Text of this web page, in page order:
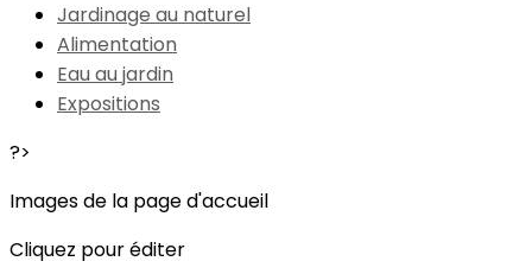
Jardinage au naturel
Alimentation
Eau au jardin
Expositions
?>
Images de la page d'accueil
Cliquez pour éditer